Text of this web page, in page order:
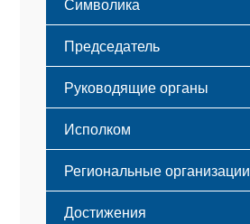
Принципы деятельности
Структура
Мероприятия
Символика
Флаг
Герб
Гимн
Председатель
Руководящие органы
Исполком
Региональные организации
Достижения